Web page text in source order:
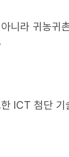
니라 귀농귀
ICT 첨단